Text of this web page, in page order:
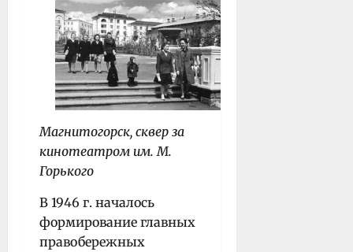
Магнитогорск, сквер за
кинотеатром им. М.
Горького
В 1946 г. началось
формирование главных
правобережных